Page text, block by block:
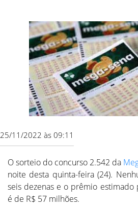
25/11/2022 às 09:11
O sorteio do concurso 2.542 da
noite desta quinta-feira (24).
seis dezenas e o prêmio
é de R$ 57 milhões.